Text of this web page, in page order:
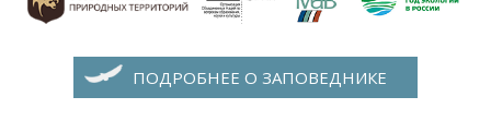
ПОДРОБНЕЕ О ЗАПОВЕДНИКЕ